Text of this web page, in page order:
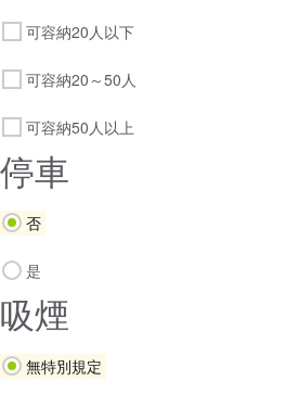
可容納20人以下
可容納20～50人
可容納50人以上
停車
否
是
吸煙
無特別規定